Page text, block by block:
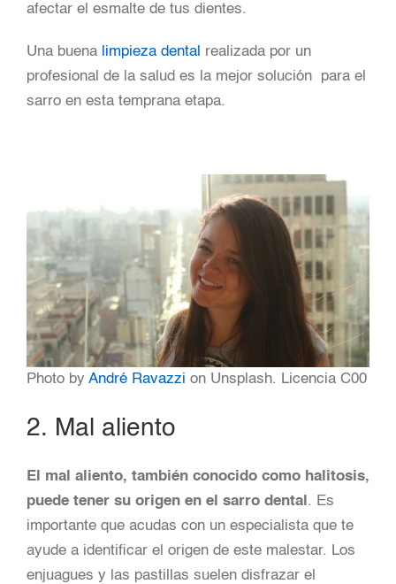
afectar el esmalte de tus dientes.
Una buena limpieza dental realizada por un
profesional de la salud es la mejor solución para el
sarro en esta temprana etapa.
Photo by André Ravazzi on Unsplash. Licencia C00
2. Mal aliento
El mal aliento, también conocido como halitosis,
puede tener su origen en el sarro dental . Es
importante que acudas con un especialista que te
ayude a identificar el origen de este malestar. Los
enjuagues y las pastillas suelen disfrazar el